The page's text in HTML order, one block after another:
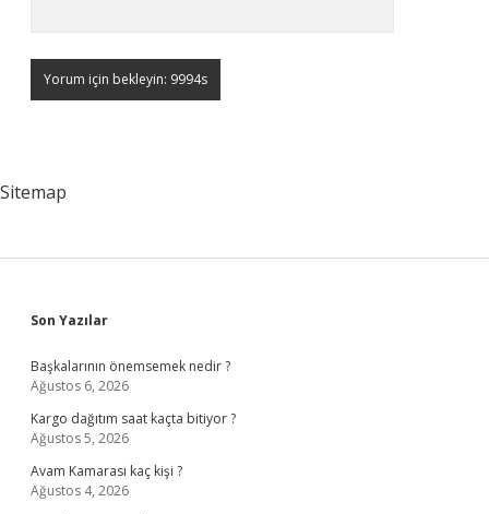
Sitemap
Sidebar
Son Yazılar
Başkalarının önemsemek nedir ?
Ağustos 6, 2026
Kargo dağıtım saat kaçta bitiyor ?
Ağustos 5, 2026
Avam Kamarası kaç kişi ?
Ağustos 4, 2026